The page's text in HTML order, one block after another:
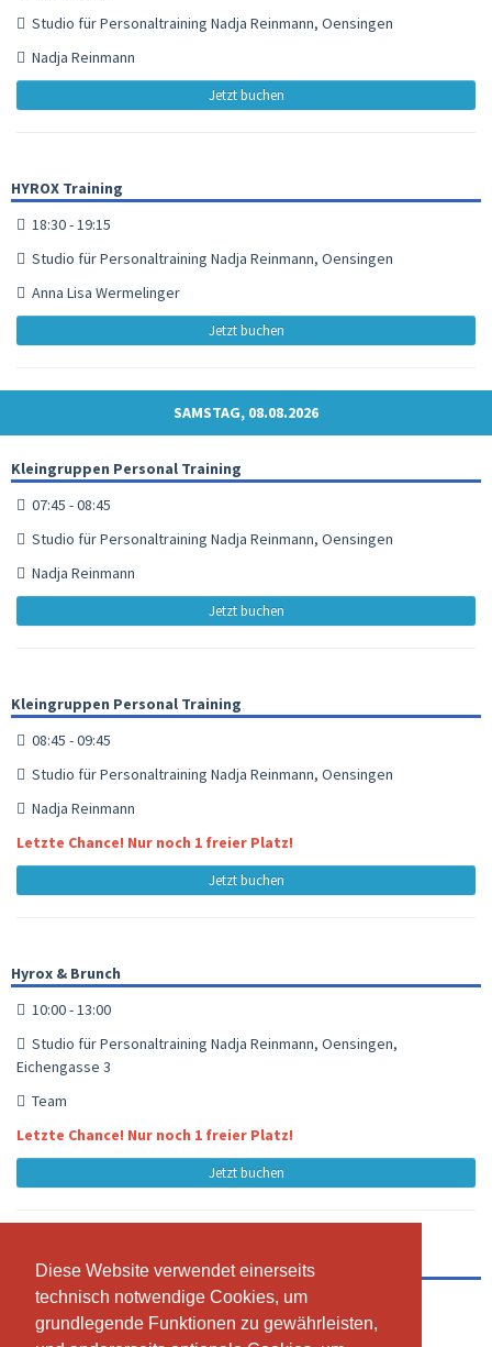
Diese Website verwendet einerseits
technisch notwendige Cookies, um
grundlegende Funktionen zu gewährleisten,
Diese Website verwendet einerseits
technisch notwendige Cookies, um
grundlegende Funktionen zu gewährleisten,
Studio für Personaltraining Nadja Reinmann, Oensingen
Nadja Reinmann
Jetzt buchen
HYROX Training
18:30 - 19:15
Studio für Personaltraining Nadja Reinmann, Oensingen
Anna Lisa Wermelinger
Jetzt buchen
SAMSTAG, 08.08.2026
Kleingruppen Personal Training
07:45 - 08:45
Studio für Personaltraining Nadja Reinmann, Oensingen
Nadja Reinmann
Jetzt buchen
Kleingruppen Personal Training
08:45 - 09:45
Studio für Personaltraining Nadja Reinmann, Oensingen
Nadja Reinmann
Letzte Chance! Nur noch 1 freier Platz!
Jetzt buchen
Hyrox & Brunch
10:00 - 13:00
Studio für Personaltraining Nadja Reinmann, Oensingen,
Eichengasse 3
Team
Letzte Chance! Nur noch 1 freier Platz!
Jetzt buchen
Modified Strong(wo)man Training
10:00 - 11:00
Studio für Personaltraining Nadja Reinmann, Oensingen